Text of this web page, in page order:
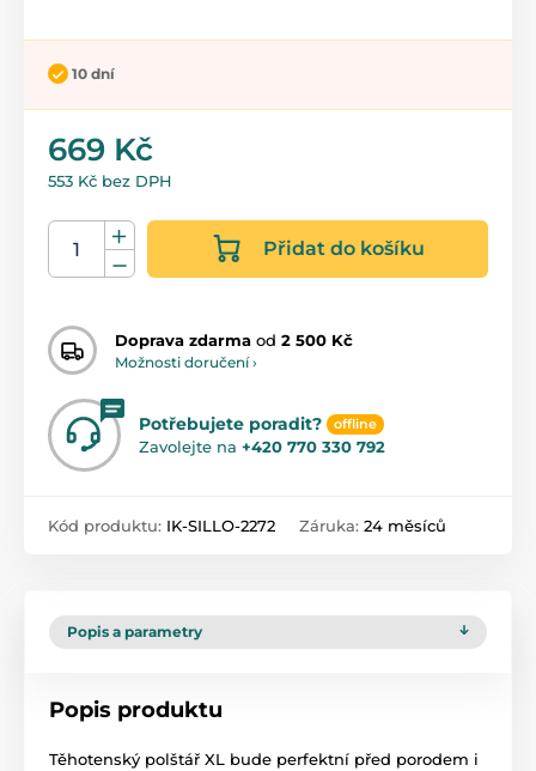
10 dní
669 Kč
553 Kč bez DPH
Přidat do košíku
Doprava zdarma od 2 500 Kč
Možnosti doručení ›
Potřebujete poradit? offline
Zavolejte na +420 770 330 792
Kód produktu: IK-SILLO-2272 Záruka: 24 měsíců
Popis a parametry
Popis produktu
Těhotenský polštář XL bude perfektní před porodem i